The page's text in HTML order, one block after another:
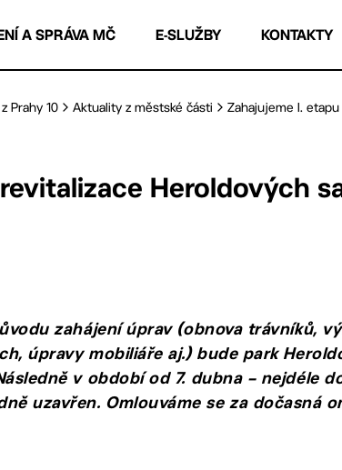
A SPRÁVA MČ E-SLUŽBY KONTAKTY
Prahy 10 Aktuality z městské části Zahajujeme I.
Heroldových
zahájení úprav (obnova trávníků,
úpravy mobiliáře aj.) bude park
v období od 7. dubna – nejdéle
uzavřen. Omlouváme se za dočasná